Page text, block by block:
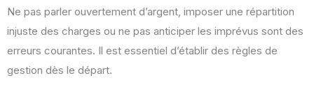
Ne pas parler ouvertement d’argent, imposer une répartition
injuste des charges ou ne pas anticiper les imprévus sont des
erreurs courantes. Il est essentiel d’établir des règles de
gestion dès le départ.